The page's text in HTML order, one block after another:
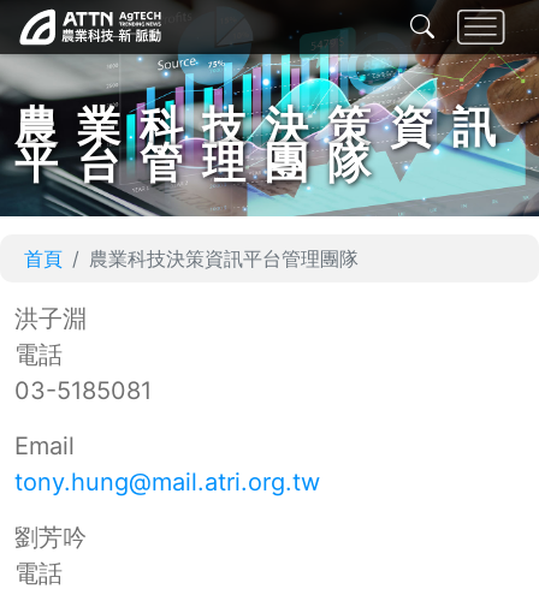
農業科技決策資訊
平台管理團隊
首頁 農業科技決策資訊平台管理團隊
洪子淵
電話
03-5185081
Email
tony.hung@mail.atri.org.tw
劉芳吟
電話